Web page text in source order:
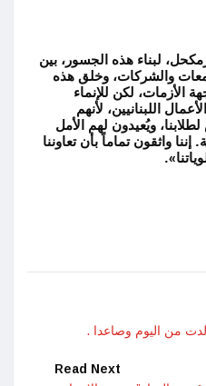
لبناء هذه الجسور، بين
والشركات، وخلق هذه
الأزمات، لكن للإنماء
اللبنانيين، لأنهم
ويُعيدون لهم الأمل
واثقون تماماً بأن تعاوننا
من اليوم وصاعدا .
Read Next